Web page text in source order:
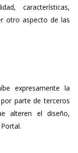
características,
otro aspecto de las
expresamente la
parte de terceros
alteren el diseño,